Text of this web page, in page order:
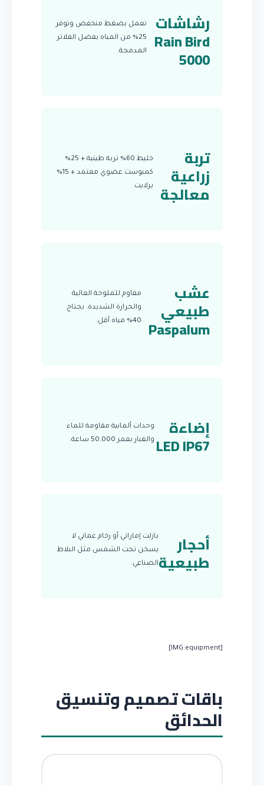
رشاشات
Rain Bird
5000
تعمل بضغط منخفض وتوفر
25% من المياه بفضل الفلاتر
المدمجة.
تربة
زراعية
معالجة
خليط 60% تربة طينية + 25%
كمبوست عضوي معتمد + 15%
برلايت.
عشب
طبيعي
Paspalum
مقاوم للملوحة العالية
والحرارة الشديدة. يحتاج
40% مياه أقل.
إضاءة
LED IP67
وحدات ألمانية مقاومة للماء
والغبار بعمر 50,000 ساعة.
أحجار
طبيعية
بازلت إماراتي أو رخام عماني لا
يسخن تحت الشمس مثل البلاط
الصناعي.
باقات تصميم وتنسيق
الحدائق